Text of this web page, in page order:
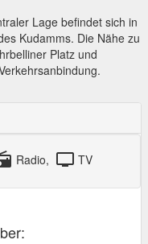
Lage befindet sich in
Kudamms. Die Nähe zu
Platz und
Radio, tv TV